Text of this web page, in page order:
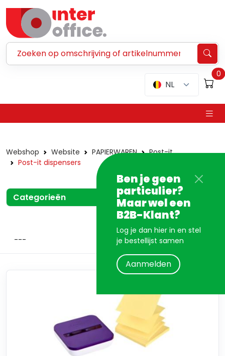
NL
0
Ben je geen
particulier?
Maar wel een
B2B-Klant?
Log je dan hier in en stel
je bestellijst samen
Aanmelden
Webshop Website PAPIERWAREN
Post-it
Post-it dispensers
Categorieën